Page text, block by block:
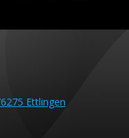
Ettlingen